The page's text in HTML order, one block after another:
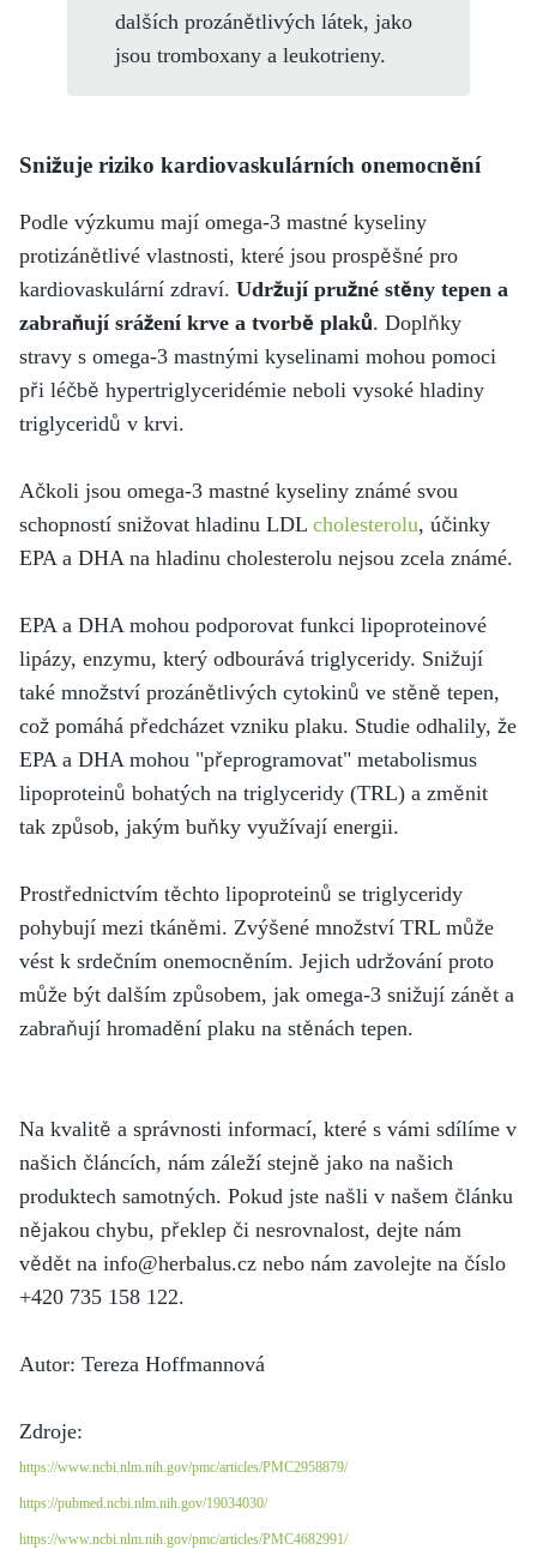
dalších prozánětlivých látek, jako
jsou tromboxany a leukotrieny.
Snižuje riziko kardiovaskulárních onemocnění
Podle výzkumu mají omega-3 mastné kyseliny
protizánětlivé vlastnosti, které jsou prospěšné pro
kardiovaskulární zdraví. Udržují pružné stěny tepen a
zabraňují srážení krve a tvorbě plaků. Doplňky
stravy s omega-3 mastnými kyselinami mohou pomoci
při léčbě hypertriglyceridémie neboli vysoké hladiny
triglyceridů v krvi.
Ačkoli jsou omega-3 mastné kyseliny známé svou
schopností snižovat hladinu LDL cholesterolu, účinky
EPA a DHA na hladinu cholesterolu nejsou zcela známé.
EPA a DHA mohou podporovat funkci lipoproteinové
lipázy, enzymu, který odbourává triglyceridy. Snižují
také množství prozánětlivých cytokinů ve stěně tepen,
což pomáhá předcházet vzniku plaku. Studie odhalily, že
EPA a DHA mohou "přeprogramovat" metabolismus
lipoproteinů bohatých na triglyceridy (TRL) a změnit
tak způsob, jakým buňky využívají energii.
Prostřednictvím těchto lipoproteinů se triglyceridy
pohybují mezi tkáněmi. Zvýšené množství TRL může
vést k srdečním onemocněním. Jejich udržování proto
může být dalším způsobem, jak omega-3 snižují zánět a
zabraňují hromadění plaku na stěnách tepen.
Na kvalitě a správnosti informací, které s vámi sdílíme v
našich článcích, nám záleží stejně jako na našich
produktech samotných. Pokud jste našli v našem článku
nějakou chybu, překlep či nesrovnalost, dejte nám
vědět na info@herbalus.cz nebo nám zavolejte na číslo
+420 735 158 122.
Autor: Tereza Hoffmannová
Zdroje:
https://www.ncbi.nlm.nih.gov/pmc/articles/PMC2958879/
https://pubmed.ncbi.nlm.nih.gov/19034030/
https://www.ncbi.nlm.nih.gov/pmc/articles/PMC4682991/